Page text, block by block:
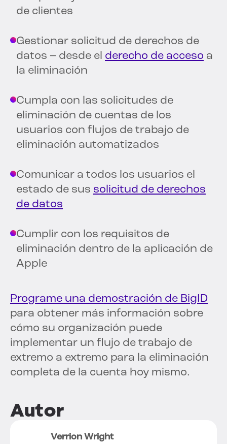
de clientes
Gestionar solicitud de derechos de
datos – desde el derecho de acceso a
la eliminación
Cumpla con las solicitudes de
eliminación de cuentas de los
usuarios con flujos de trabajo de
eliminación automatizados
Comunicar a todos los usuarios el
estado de sus solicitud de derechos
de datos
Cumplir con los requisitos de
eliminación dentro de la aplicación de
Apple
Programe una demostración de BigID
para obtener más información sobre
cómo su organización puede
implementar un flujo de trabajo de
extremo a extremo para la eliminación
completa de la cuenta hoy mismo.
Autor
Verrion Wright